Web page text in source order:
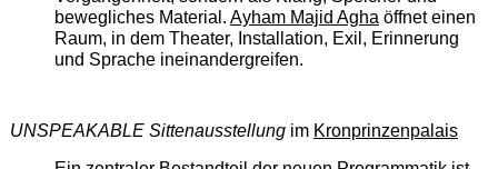
bewegliches Material. Ayham Majid Aghaöffnet einen
Raum, in dem Theater, Installation, Exil, Erinnerung
und Sprache ineinandergreifen.
UNSPEAKABLE Sittenausstellungim Kronprinzenpalais